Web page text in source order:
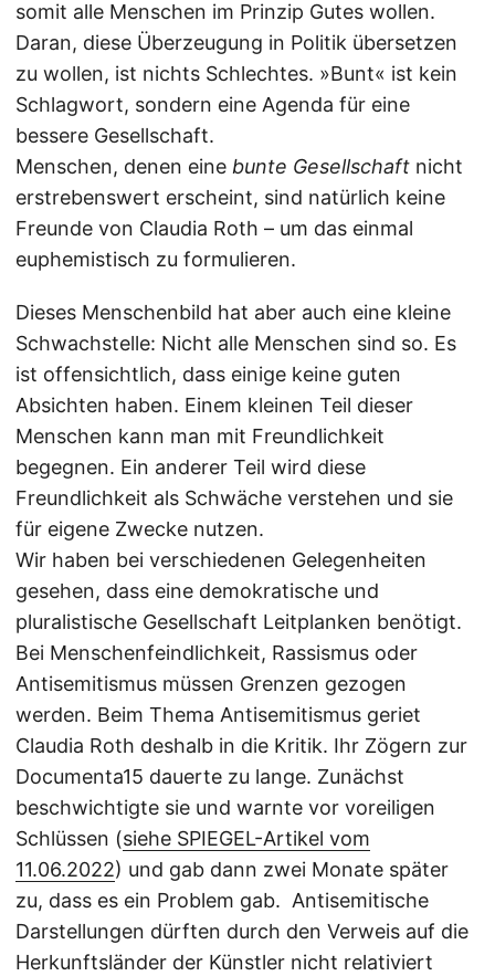
somit alle Menschen im Prinzip Gutes wollen.
Daran, diese Überzeugung in Politik übersetzen
zu wollen, ist nichts Schlechtes. »Bunt« ist kein
Schlagwort, sondern eine Agenda für eine
bessere Gesellschaft.
Menschen, denen eine bunte Gesellschaft nicht
erstrebenswert erscheint, sind natürlich keine
Freunde von Claudia Roth – um das einmal
euphemistisch zu formulieren.
Dieses Menschenbild hat aber auch eine kleine
Schwachstelle: Nicht alle Menschen sind so. Es
ist offensichtlich, dass einige keine guten
Absichten haben. Einem kleinen Teil dieser
Menschen kann man mit Freundlichkeit
begegnen. Ein anderer Teil wird diese
Freundlichkeit als Schwäche verstehen und sie
für eigene Zwecke nutzen.
Wir haben bei verschiedenen Gelegenheiten
gesehen, dass eine demokratische und
pluralistische Gesellschaft Leitplanken benötigt.
Bei Menschenfeindlichkeit, Rassismus oder
Antisemitismus müssen Grenzen gezogen
werden. Beim Thema Antisemitismus geriet
Claudia Roth deshalb in die Kritik. Ihr Zögern zur
Documenta15 dauerte zu lange. Zunächst
beschwichtigte sie und warnte vor voreiligen
Schlüssen (siehe SPIEGEL-Artikel vom
11.06.2022) und gab dann zwei Monate später
zu, dass es ein Problem gab. Antisemitische
Darstellungen dürften durch den Verweis auf die
Herkunftsländer der Künstler nicht relativiert